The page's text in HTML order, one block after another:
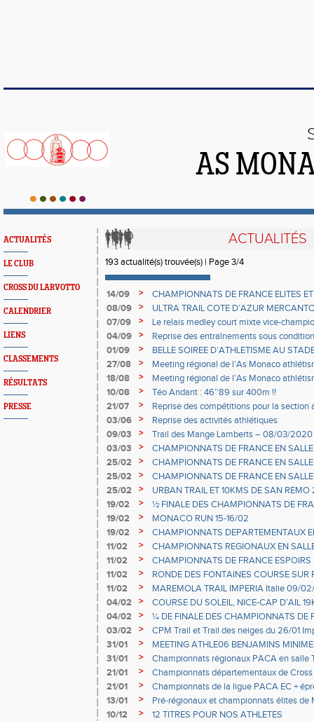
AS
ACTUALITÉS
LE CLUB
CROSS DU LARVOTTO
CALENDRIER
LIENS
CLASSEMENTS
RÉSULTATS
PRESSE
ACTUALITÉS
193 actualité(s) trouvée(s) | Page 3/4
14/09 >
CHAMPIONNATS DE FRANCE ELITES
ANDANT espoirs en or !!
08/09 >
ULTRA TRAIL COTE D’AZUR
07/09
>
Le relais medley court mixte vice-
04/09
>
Reprise des entraînements sous
01/09
>
BELLE SOIREE D’ATHLETISME AU
27/08
>
Meeting régional de l’As Monaco
d'horaire !!!
18/08 >
Meeting régional de l’As Monaco
10/08
>
Téo Andant : 46’’89 sur 400m !!
21/07
>
Reprise des compétitions pour la section
03/06
>
Reprise des activités athlétiques
09/03
>
Trail des Mange Lamberts – 08/03/2020
– 083
03/03 >
CHAMPIONNATS DE FRANCE EN
25/02
>
CHAMPIONNATS DE FRANCE EN
23/02 MIRAMAS
25/02 >
CHAMPIONNATS DE FRANCE EN
NANTES
25/02 >
URBAN TRAIL ET 10KMS DE SAN
19/02
>
½ FINALE DES CHAMPIONNATS DE
19/02
>
MONACO RUN 15-16/02
19/02
>
CHAMPIONNATS DEPARTEMENTAUX
MINIMES 15/02 NICE
11/02 >
CHAMPIONNATS REGIONAUX EN
09/02/2020
11/02 >
CHAMPIONNATS DE FRANCE
SAINT-BRIEUC 08-09/02/2020
11/02 >
RONDE DES FONTAINES COURSE
11/02
>
MAREMOLA TRAIL IMPERIA Italie 09/
04/02
>
COURSE DU SOLEIL, NICE-CAP D’AIL
02/02
04/02 >
¼ DE FINALE DES CHAMPIONNATS DE
SUR MER – 02/02
03/02 >
CPM Trail et Trail des neiges du 26/01
31/01
>
MEETING ATHLE06 BENJAMINS
31/01
>
Championnats régionaux PACA en salle
21/01
>
Championnats départementaux de
21/01
>
Championnats de la ligue PACA EC +
18-19 janvier 2020
13/01 >
Pré-régionaux et championnats élites de
CA/MA – Miramas
10/12 >
12 TITRES POUR NOS ATHLETES